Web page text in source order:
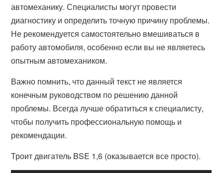
автомеханику. Специалисты могут провести
диагностику и определить точную причину проблемы.
Не рекомендуется самостоятельно вмешиваться в
работу автомобиля, особенно если вы не являетесь
опытным автомехаником.
Важно помнить, что данный текст не является
конечным руководством по решению данной
проблемы. Всегда лучше обратиться к специалисту,
чтобы получить профессиональную помощь и
рекомендации.
Троит двигатель BSE 1,6 (оказывается все просто).